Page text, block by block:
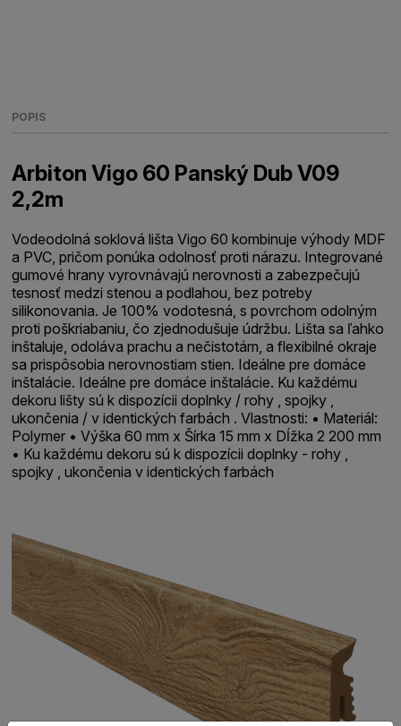
POPIS
Arbiton Vigo 60 Panský Dub V09
2,2m
Vodeodolná soklová lišta Vigo 60 kombinuje výhody MDF
a PVC, pričom ponúka odolnosť proti nárazu. Integrované
gumové hrany vyrovnávajú nerovnosti a zabezpečujú
tesnosť medzi stenou a podlahou, bez potreby
silikonovania. Je 100% vodotesná, s povrchom odolným
proti poškriabaniu, čo zjednodušuje údržbu. Lišta sa ľahko
inštaluje, odoláva prachu a nečistotám, a flexibilné okraje
sa prispôsobia nerovnostiam stien. Ideálne pre domáce
inštalácie. Ideálne pre domáce inštalácie. Ku každému
dekoru lišty sú k dispozícii doplnky / rohy , spojky ,
ukončenia / v identických farbách . Vlastnosti: • Materiál:
Polymer • Výška 60 mm x Šírka 15 mm x Dĺžka 2 200 mm
• Ku každému dekoru sú k dispozícii doplnky - rohy ,
spojky , ukončenia v identických farbách